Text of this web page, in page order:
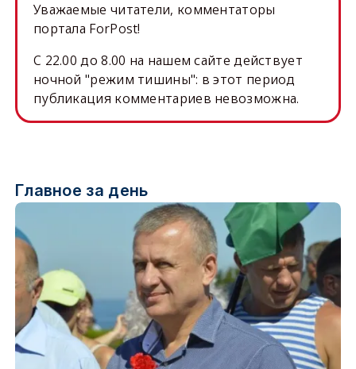
Уважаемые читатели, комментаторы
портала ForPost!
C 22.00 до 8.00 на нашем сайте действует
ночной "режим тишины": в этот период
публикация комментариев невозможна.
Главное за день